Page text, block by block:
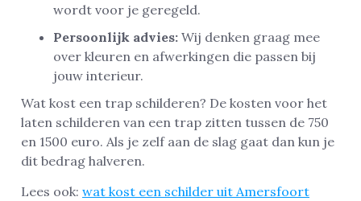
wordt voor je geregeld.
Persoonlijk advies: Wij denken graag mee
over kleuren en afwerkingen die passen bij
jouw interieur.
Wat kost een trap schilderen? De kosten voor het
laten schilderen van een trap zitten tussen de 750
en 1500 euro. Als je zelf aan de slag gaat dan kun je
dit bedrag halveren.
Lees ook: wat kost een schilder uit Amersfoort